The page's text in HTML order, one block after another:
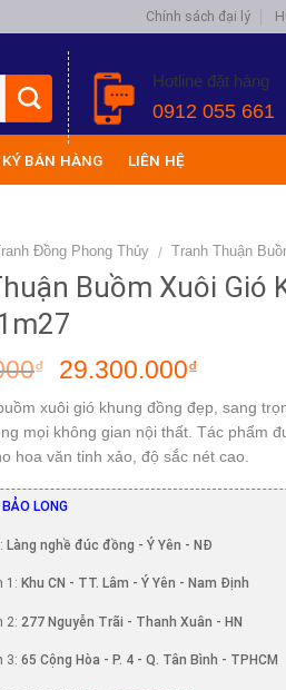
Chính sách đại lý
Hotline đặt hàng
0912 055 661
BÁN HÀNG LIÊN HỆ
Đồng Phong Thủy / Tranh Thuận
Buồm Xuôi Gió
₫ 29.300.000₫
xuôi gió khung đồng đẹp, sang
mọi không gian nội thất. Tác phẩm
hoa văn tinh xảo, độ sắc nét cao.
LONG
Làng nghề đúc đồng - Ý Yên - NĐ
1: Khu CN - TT. Lâm - Ý Yên - Nam Định
2: 277 Nguyễn Trãi - Thanh Xuân - HN
3: 65 Cộng Hòa - P. 4 - Q. Tân Bình - TPHCM